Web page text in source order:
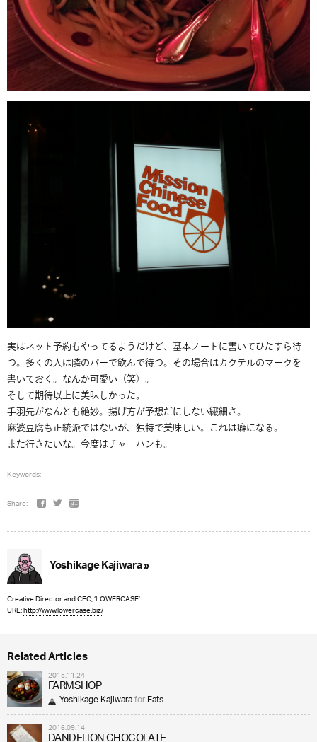
実はネット予約もやってるようだけど、基本ノートに書いてひたすら待
つ。多くの人は隣のバーで飲んで待つ。その場合はカクテルのマークを
書いておく。なんか可愛い（笑）。
そして期待以上に美味しかった。
手羽先がなんとも絶妙。揚げ方が予想だにしない繊細さ。
麻婆豆腐も正統派ではないが、独特で美味しい。これは癖になる。
また行きたいな。今度はチャーハンも。
Keywords:
Share:
Yoshikage Kajiwara »
Creative Director and CEO, ‘LOWERCASE’
URL:http://www.lowercase.biz/
Related Articles
2015.11.24
FARMSHOP
Yoshikage KajiwaraforEats
2016.09.14